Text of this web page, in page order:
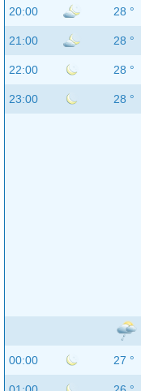
20:00 28 °
21:00 28 °
22:00 28 °
23:00 28 °
00:00 27 °